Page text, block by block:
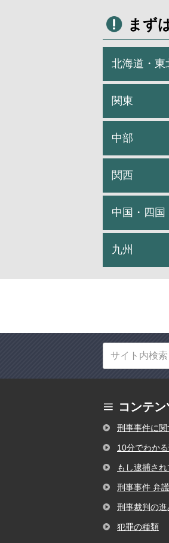
まず
北海道・東
関東
中部
関西
中国・四国
九州
コンテ
刑事事件に
10分でわか
もし逮捕さ
刑事事件 弁
刑事裁判の進
犯罪の種類